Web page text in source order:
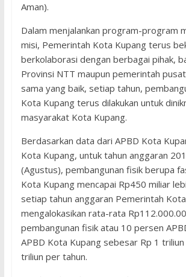
Aman).
Dalam menjalankan program-program
misi, Pemerintah Kota Kupang terus
berkolaborasi dengan berbagai pihak,
Provinsi NTT maupun pemerintah
sama yang baik, setiap tahun,
Kota Kupang terus dilakukan untuk
masyarakat Kota Kupang.
Berdasarkan data dari APBD Kota
Kota Kupang, untuk tahun anggaran
(Agustus), pembangunan fisik berupa
Kota Kupang mencapai Rp450 miliar
setiap tahun anggaran Pemerintah
mengalokasikan rata-rata
pembangunan fisik atau 10 persen
APBD Kota Kupang sebesar Rp 1
triliun per tahun.